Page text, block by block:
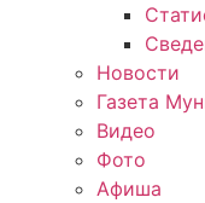
Новости
Газета
Видео
Фото
Афиша